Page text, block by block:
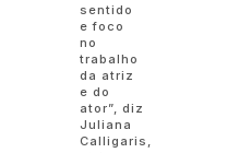
sentido
e foco
no
trabalho
da atriz
e do
ator”, diz
Juliana
Calligaris,